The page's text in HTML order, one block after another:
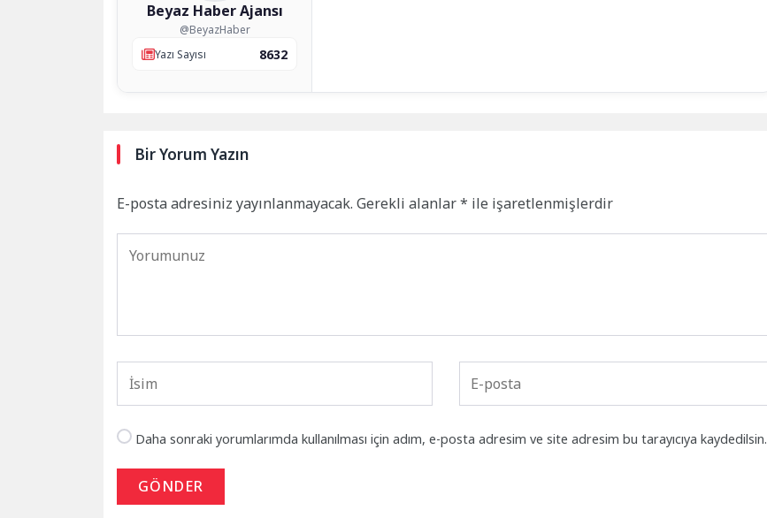
Beyaz Haber Ajansı
@BeyazHaber
Yazı Sayısı
8632
Bir Yorum Yazın
E-posta adresiniz yayınlanmayacak. Gerekli alanlar* ile işaretlenmişlerdir
Daha sonraki yorumlarımda kullanılması için adım, e-posta adresim ve site adresim bu tarayıcıya kaydedilsin.
GÖNDER